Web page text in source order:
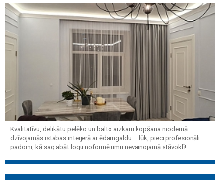
Kvalitatīvu, delikātu pelēko un balto aizkaru kopšana modernā
dzīvojamās istabas interjerā ar ēdamgaldu – lūk, pieci profesionāli
padomi, kā saglabāt logu noformējumu nevainojamā stāvoklī!